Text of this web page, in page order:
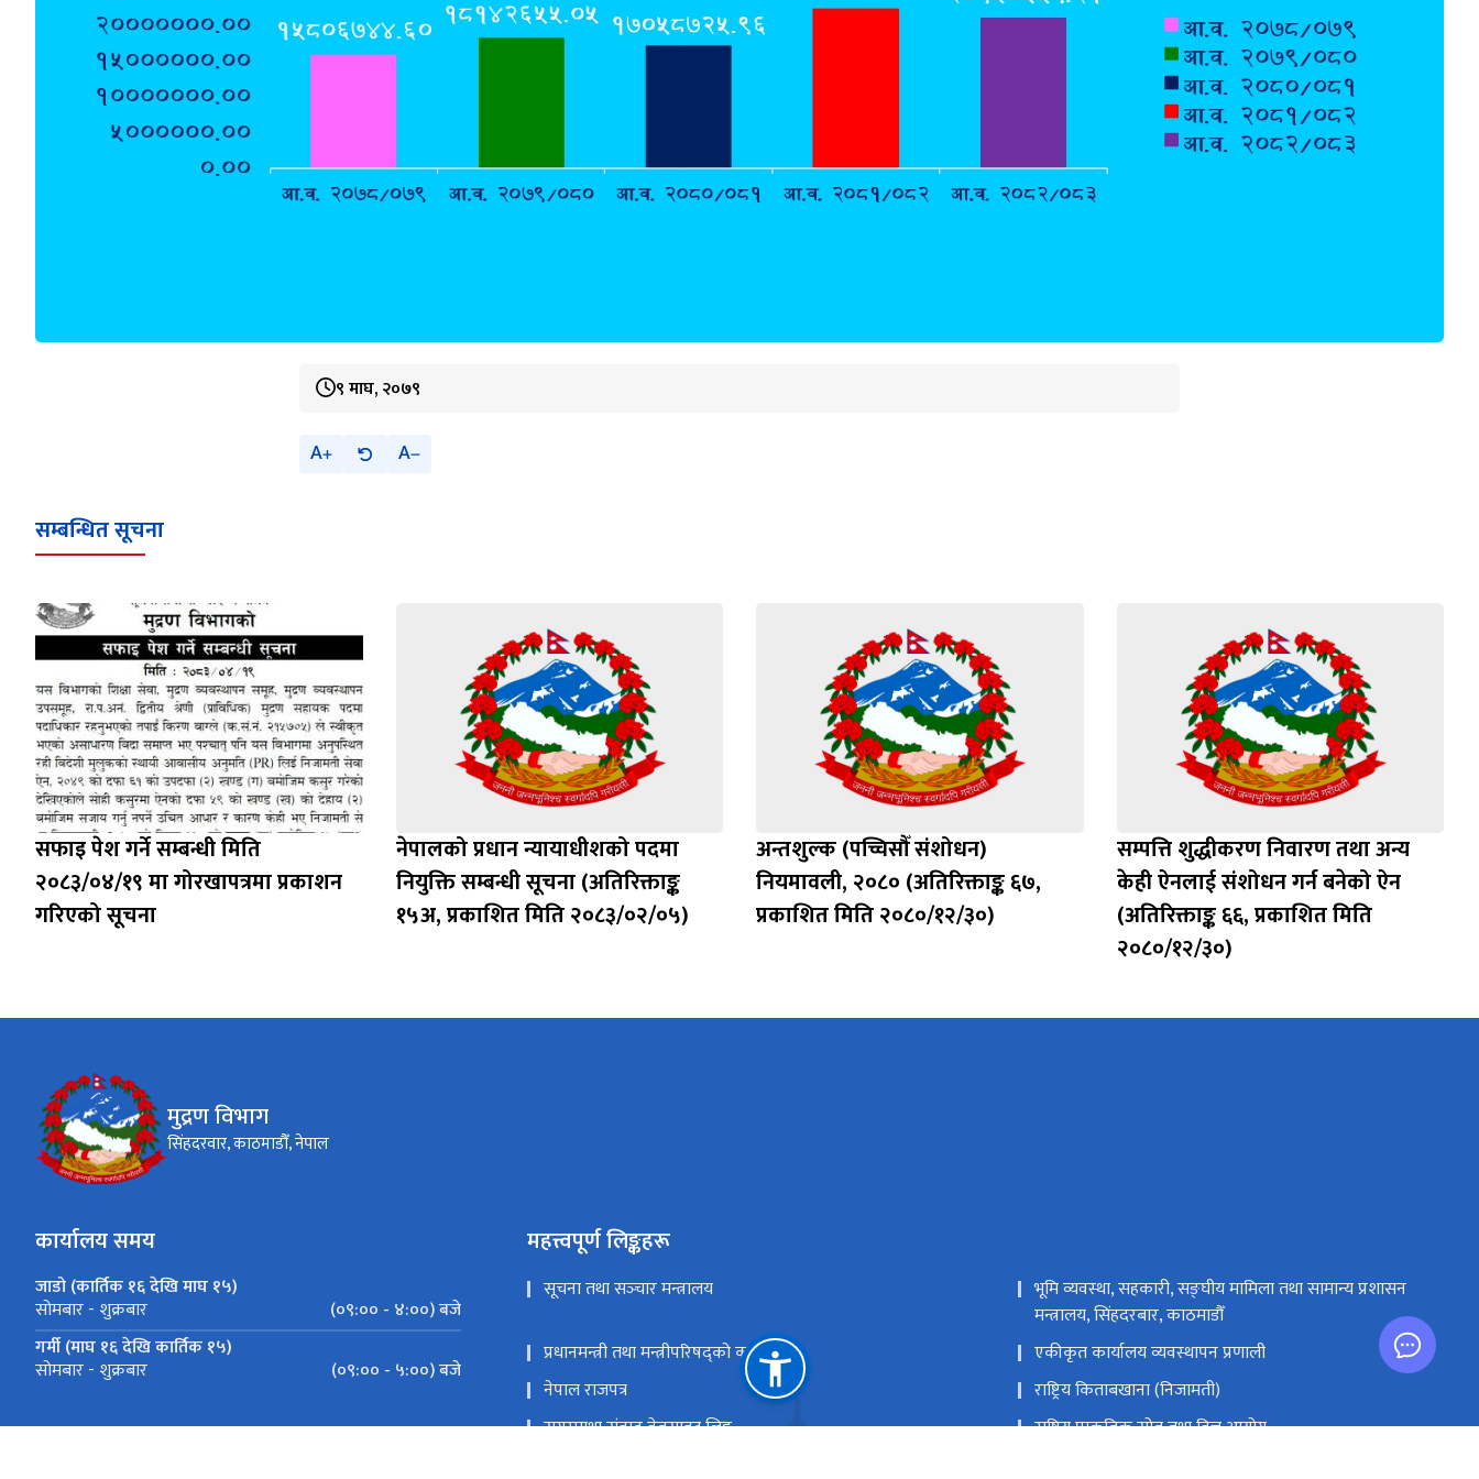
९ माघ, २०७९
A A
सम्बन्धित सूचना
सफाइ पेश गर्ने सम्बन्धी मिति
२०८३/०४/१९ मा गोरखापत्रमा प्रकाशन
गरिएको सूचना
नेपालको प्रधान न्यायाधीशको पदमा
नियुक्ति सम्बन्धी सूचना (अतिरिक्ताङ्क
१५अ, प्रकाशित मिति २०८३/०२/०५)
अन्तशुल्क (पच्चिसौँ संशोधन)
नियमावली, २०८० (अतिरिक्ताङ्क ६७,
प्रकाशित मिति २०८०/१२/३०)
सम्पत्ति शुद्धीकरण निवारण तथा अन्य
केही ऐनलाई संशोधन गर्न बनेको ऐन
(अतिरिक्ताङ्क ६६, प्रकाशित मिति
२०८०/१२/३०)
मुद्रण विभाग
सिंहदरवार, काठमाडौँ, नेपाल
कार्यालय समय
जाडो (कार्तिक १६ देखि माघ १५)
सोमबार - शुक्रबार
(०९:०० - ४:००) बजे
गर्मी (माघ १६ देखि कार्तिक १५)
सोमबार - शुक्रबार (०९:०० - ५:००) बजे
महत्त्वपूर्ण लिङ्कहरू
सूचना तथा सञ्‍चार मन्त्रालय
भूमि व्यवस्था, सहकारी, सङ्‍घीय मामिला तथा सामान्य प्रशासन
मन्त्रालय, सिंहदरबार, काठमाडौँ
प्रधानमन्त्री तथा मन्त्रीपरिषद्को कार्यालय
एकीकृत कार्यालय व्यवस्थापन प्रणाली
नेपाल राजपत्र
राष्ट्रिय किताबखाना (निजामती)
सगरमाथा संवाद वेबसाइट लिङ्क
राष्ट्रिय प्राकृतिक स्रोत तथा वित्त आयोग